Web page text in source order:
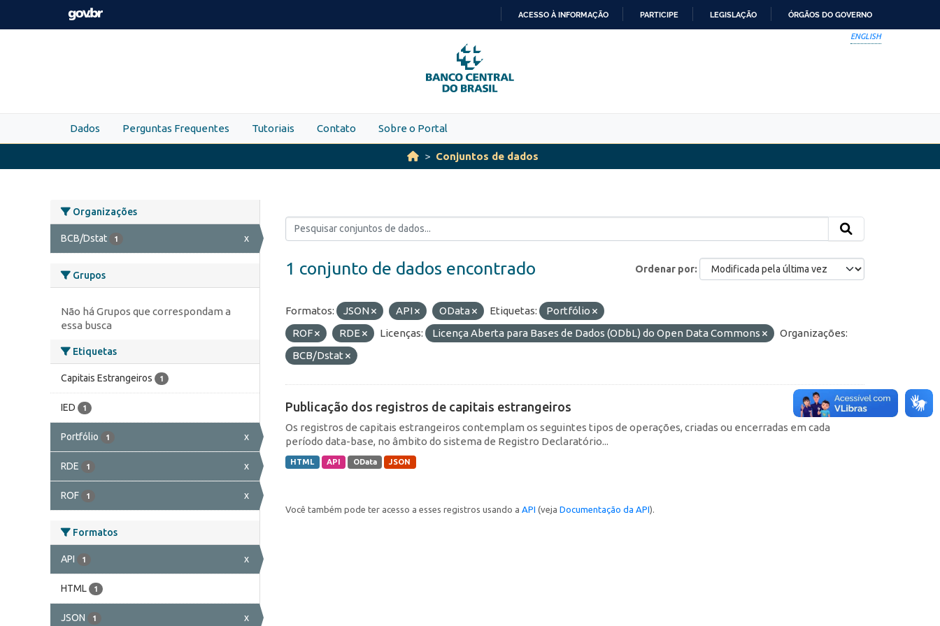
Skip to main content
PARA
O
CONTEÚDO
ACESSO À INFORMAÇÃO PARTICIPE LEGISLAÇÃO ÓRGÃOS DO GOVERNO
ENGLISH
Dados Perguntas Frequentes Tutoriais Contato Sobre o Portal
Conjuntos de dados
Organizações
BCB/Dstat 1 x
Grupos
Não há Grupos que correspondam a
essa busca
Etiquetas
Capitais Estrangeiros 1
IED 1
Portfólio 1 x
RDE 1 x
ROF 1 x
Formatos
API 1 x
HTML 1
JSON 1 x
Ordenar por
1 conjunto de dados encontrado
Formatos: JSON API OData Etiquetas:
Portfólio
ROF
RDE Licenças: Licença Aberta para Bases de Dados (ODbL) do Open Data Commons
Organizações:
BCB/Dstat
Publicação dos registros de capitais estrangeiros
Os registros de capitais estrangeiros contemplam os seguintes tipos de operações, criadas ou encerradas em cada
período data-base, no âmbito do sistema de Registro Declaratório...
HTML API OData JSON
Você também pode ter acesso a esses registros usando a API (veja Documentação da API).